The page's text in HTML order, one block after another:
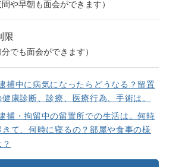
間や早朝も面会ができます）
限
分でも面会ができます）
捕中に病気になったらどうなる？留置
健康診断、診療、医療行為、手術は。
捕・拘留中の留置所での生活は。何時
きて、何時に寝るの？部屋や食事の様